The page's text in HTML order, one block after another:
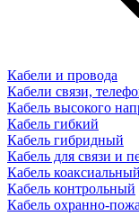
Кабели и провода
Кабели связи,
Кабель высокого
Кабель гибкий
Кабель гибридный
Кабель для связи и
Кабель коаксиальный
Кабель контрольный
Кабель охранно-